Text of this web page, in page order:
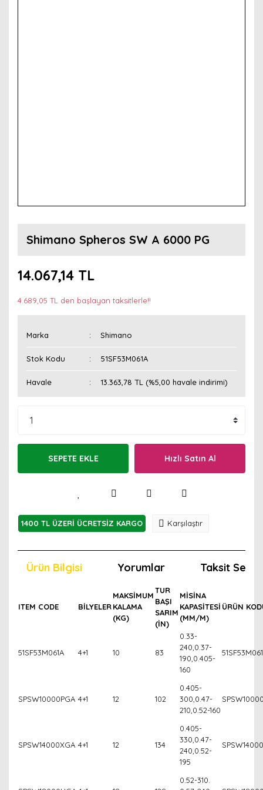
Shimano Spheros SW A 6000 PG
14.067,14 TL
4.689,05 TL den başlayan taksitlerle!!
Marka Shimano
Stok Kodu 51SF53M061A
Havale 13.363,78 TL (%5,00 havale indirimi)
SEPETE EKLE Hızlı Satın Al
1400 TL ÜZERİ ÜCRETSİZ KARGO Karşılaştır
Ürün Bilgisi Yorumlar Taksit
ITEM CODE BİLYELER
MAKSİMUM
KALAMA
(KG)
TUR
BAŞI
SARIM
(İN)
MİSİNA
KAPASİTESİ
(MM/M)
ÜRÜN
51SF53M061A 4+1 10 83
0.33-
240,0.37-
190,0.405-
160
SPSW10000PGA 4+1 12 102
0.405-
300,0.47-
210,0.52-160
SPSW14000XGA 4+1 12 134
0.405-
330,0.47-
240,0.52-
195
0.52-310.